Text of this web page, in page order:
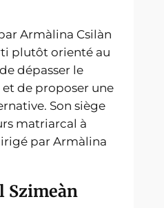
Armàlina Csilàn
plutôt orienté au
dépasser le
et de proposer une
Son siège
matriarcal à
par Armàlina
Szimeàn